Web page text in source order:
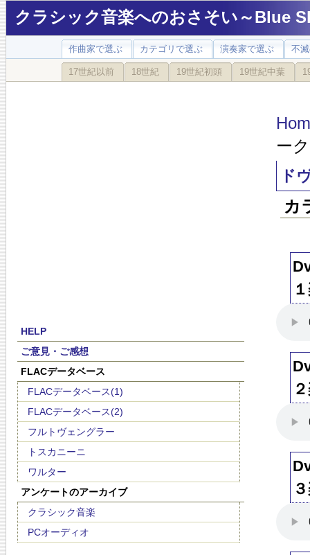
クラシック音楽へのおさそい～Blue
作曲家で選ぶ カテゴリで選ぶ 演奏家で選ぶ 不
17世紀以前 18世紀 19世紀初頭 19世紀中葉
HELP
ご意見・ご感想
FLACデータベース
FLACデータベース(1)
FLACデータベース(2)
フルトヴェングラー
トスカニーニ
ワルター
アンケートのアーカイブ
クラシック音楽
PCオーディオ
ー
ド
カ